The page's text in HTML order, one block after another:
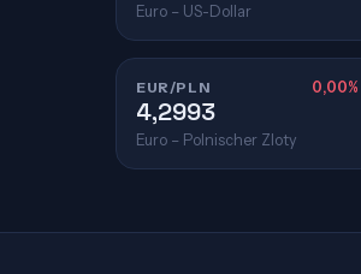
Euro – US-Dollar
EUR/PLN 0,00%
4,2993
Euro – Polnischer Zloty